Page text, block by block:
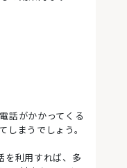
話がかかってくる
しまうでしょう。
を利用すれば、多